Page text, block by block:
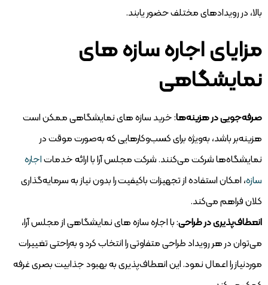
بالا، در رویدادهای مختلف حضور یابند.
مزایای اجاره سازه‌ های
نمایشگاهی
صرفه‌جویی در هزینه‌ها: خرید سازه‌ های نمایشگاهی ممکن است
هزینه‌بر باشد، به‌ویژه برای کسب‌وکارهایی که به‌صورت موقت در
نمایشگاه‌ها شرکت می‌کنند. شرکت مجلس آرا با ارائه خدماتاجاره
سازه، امکان استفاده از تجهیزات باکیفیت را بدون نیاز به سرمایه‌گذاری
کلان فراهم می‌کند.
انعطاف‌پذیری در طراحی: با اجاره سازه های نمایشگاهی از مجلس آرا،
می‌توان در هر رویداد طراحی متفاوتی را انتخاب کرد و به‌راحتی تغییرات
موردنیاز را اعمال نمود. این انعطاف‌پذیری به بهبود جذابیت بصری غرفه